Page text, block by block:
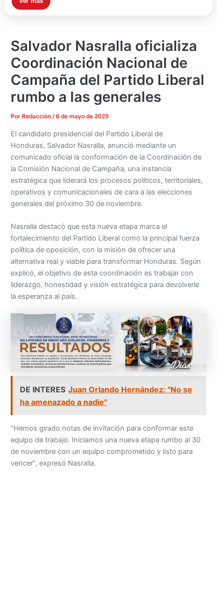
Salvador Nasralla oficializa
Coordinación Nacional de
Campaña del Partido Liberal
rumbo a las generales
Por Redacción/6 de mayo de 2025
El candidato presidencial del Partido Liberal de
Honduras, Salvador Nasralla, anunció mediante un
comunicado oficial la conformación de la Coordinación de
la Comisión Nacional de Campaña, una instancia
estratégica que liderará los procesos políticos, territoriales,
operativos y comunicacionales de cara a las elecciones
generales del próximo 30 de noviembre.
Nasralla destacó que esta nueva etapa marca el
fortalecimiento del Partido Liberal como la principal fuerza
política de oposición, con la misión de ofrecer una
alternativa real y viable para transformar Honduras. Según
explicó, el objetivo de esta coordinación es trabajar con
liderazgo, honestidad y visión estratégica para devolverle
la esperanza al país.
DE INTERES Juan Orlando Hernández: "No se
ha amenazado a nadie"
“Hemos girado notas de invitación para conformar este
equipo de trabajo. Iniciamos una nueva etapa rumbo al 30
de noviembre con un equipo comprometido y listo para
vencer”, expresó Nasralla.